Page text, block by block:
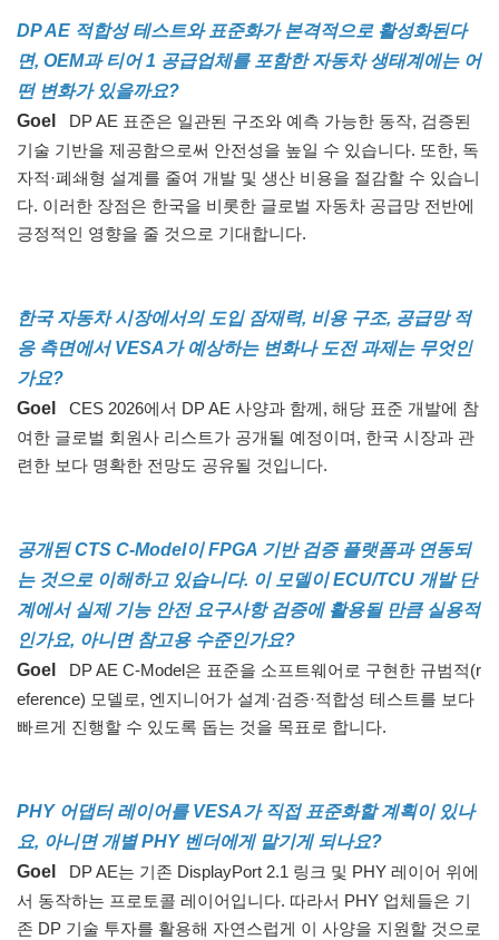
DP AE 적합성 테스트와 표준화가 본격적으로 활성화된다
면, OEM과 티어 1 공급업체를 포함한 자동차 생태계에는 어
떤 변화가 있을까요?
Goel
DP AE 표준은 일관된 구조와 예측 가능한 동작, 검증된
기술 기반을 제공함으로써 안전성을 높일 수 있습니다. 또한, 독
자적·폐쇄형 설계를 줄여 개발 및 생산 비용을 절감할 수 있습니
다. 이러한 장점은 한국을 비롯한 글로벌 자동차 공급망 전반에
긍정적인 영향을 줄 것으로 기대합니다.
한국 자동차 시장에서의 도입 잠재력, 비용 구조, 공급망 적
응 측면에서 VESA가 예상하는 변화나 도전 과제는 무엇인
가요?
Goel
CES 2026에서 DP AE 사양과 함께, 해당 표준 개발에 참
여한 글로벌 회원사 리스트가 공개될 예정이며, 한국 시장과 관
련한 보다 명확한 전망도 공유될 것입니다.
공개된 CTS C-Model이 FPGA 기반 검증 플랫폼과 연동되
는 것으로 이해하고 있습니다. 이 모델이 ECU/TCU 개발 단
계에서 실제 기능 안전 요구사항 검증에 활용될 만큼 실용적
인가요, 아니면 참고용 수준인가요?
Goel
DP AE C-Model은 표준을 소프트웨어로 구현한 규범적(r
eference) 모델로, 엔지니어가 설계·검증·적합성 테스트를 보다
빠르게 진행할 수 있도록 돕는 것을 목표로 합니다.
PHY 어댑터 레이어를 VESA가 직접 표준화할 계획이 있나
요, 아니면 개별 PHY 벤더에게 맡기게 되나요?
Goel
DP AE는 기존 DisplayPort 2.1 링크 및 PHY 레이어 위에
서 동작하는 프로토콜 레이어입니다. 따라서 PHY 업체들은 기
존 DP 기술 투자를 활용해 자연스럽게 이 사양을 지원할 것으로